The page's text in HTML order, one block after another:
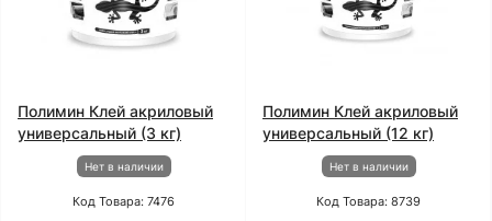
Полимин Клей акриловый
универсальный (3 кг)
Нет в наличии
Код Товара: 7476
Полимин Клей акриловый
универсальный (12 кг)
Нет в наличии
Код Товара: 8739